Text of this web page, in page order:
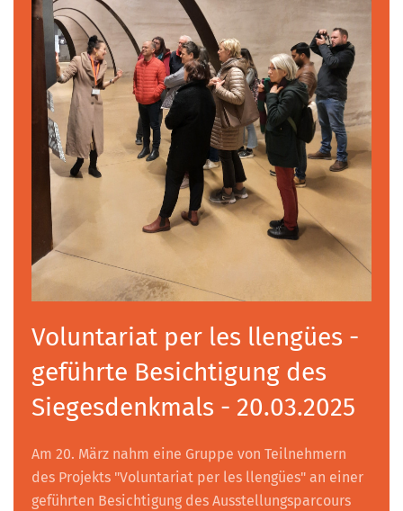
Voluntariat per les llengües -
geführte Besichtigung des
Siegesdenkmals - 20.03.2025
Am 20. März nahm eine Gruppe von Teilnehmern
des Projekts "Voluntariat per les llengües" an einer
geführten Besichtigung des Ausstellungsparcours